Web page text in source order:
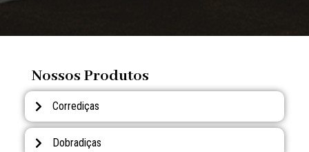
Nossos Produtos
Corrediças
Dobradiças